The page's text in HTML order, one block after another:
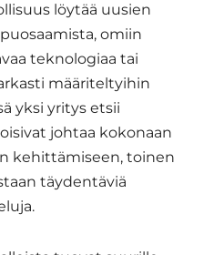
löytää uusien
omiin
teknologiaa tai
määriteltyihin
yksi yritys etsii
johtaa kokonaan
kehittämiseen, toinen
täydentäviä